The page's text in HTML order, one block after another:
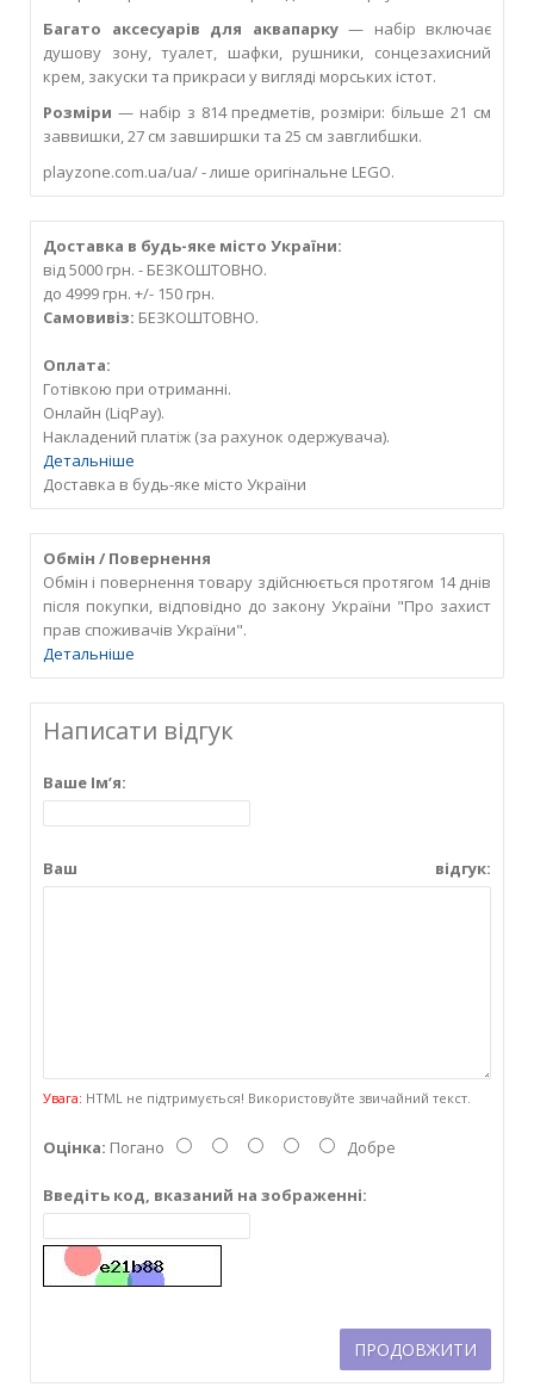
Багато аксесуарів для аквапарку— набір включає
душову зону, туалет, шафки, рушники, сонцезахисний
крем, закуски та прикраси у вигляді морських істот.
Розміри — набір з 814 предметів, розміри: більше 21 см
заввишки, 27 см завширшки та 25 см завглибшки.
playzone.com.ua/ua/ - лише оригінальне LEGO.
Доставка в будь-яке місто України:
від 5000 грн. - БЕЗКОШТОВНО.
до 4999 грн. +/- 150 грн.
Самовивіз: БЕЗКОШТОВНО.
Оплата:
Готівкою при отриманні.
Онлайн (LiqPay).
Накладений платіж (за рахунок одержувача).
Детальніше
Доставка в будь-яке місто України
Обмін / Повернення
Обмін і повернення товару здійснюється протягом 14 днів
після покупки, відповідно до закону України "Про захист
прав споживачів України".
Детальніше
Написати відгук
Ваше Ім’я:
Ваш відгук:
Увага: HTML не підтримується! Використовуйте звичайний текст.
Оцінка: Погано Добре
Введіть код, вказаний на зображенні:
ПРОДОВЖИТИ